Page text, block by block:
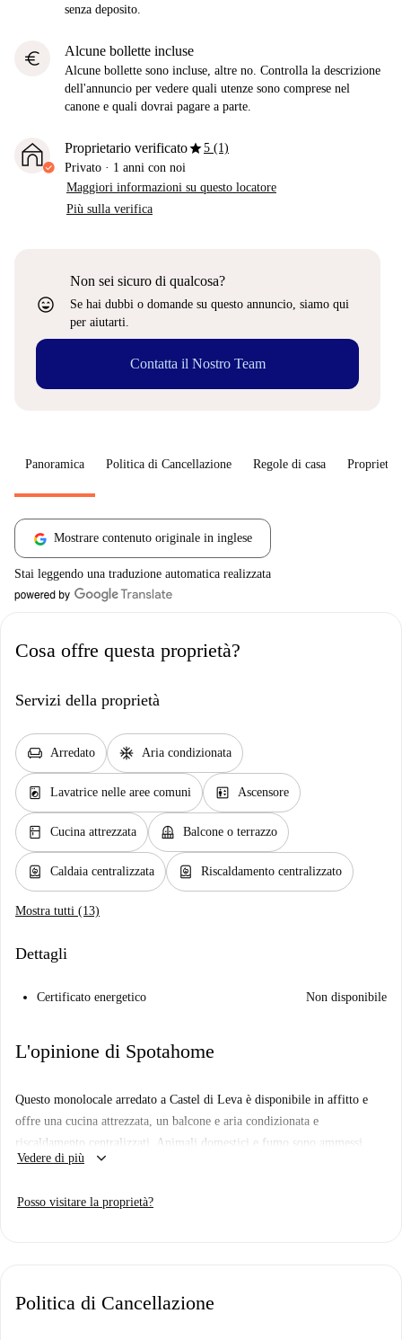
senza deposito.
euro Alcune bollette incluse
Alcune bollette sono incluse, altre no. Controlla la descrizione
dell'annuncio per vedere quali utenze sono comprese nel
canone e quali dovrai pagare a parte.
Proprietario verificatostar5 (1)
Privato · 1 anni con noi
Maggiori informazioni su questo locatore
Più sulla verifica
sentiment_very_satisfied
Non sei sicuro di qualcosa?
Se hai dubbi o domande su questo annuncio, siamo qui
per aiutarti.
Contatta il Nostro Team
Panoramica Politica di Cancellazione Regole di casa
Mostrare contenuto originale in inglese
Stai leggendo una traduzione automatica realizzata
Cosa offre questa proprietà?
Servizi della proprietà
chair Arredato ac_unit Aria condizionata
local_laundry_service Lavatrice nelle aree comuni elevator Ascensore
kitchen Cucina attrezzata balcony Balcone o terrazzo
water_heater Caldaia centralizzata water_heater Riscaldamento centralizzato
Mostra tutti (13)
Dettagli
Certificato energetico Non disponibile
L'opinione di Spotahome
Questo monolocale arredato a Castel di Leva è disponibile in affitto e
offre una cucina attrezzata, un balcone e aria condizionata e
riscaldamento centralizzati. Animali domestici e fumo sono ammessi,
garantendo una soluzione abitativa flessibile. Le utenze, tra cui acqua,
trovano anche Gelateria Caffè Toffee e opzioni di fast food come
Vedere di più keyboard_arrow_down
Posso visitare la proprietà?
Politica di Cancellazione